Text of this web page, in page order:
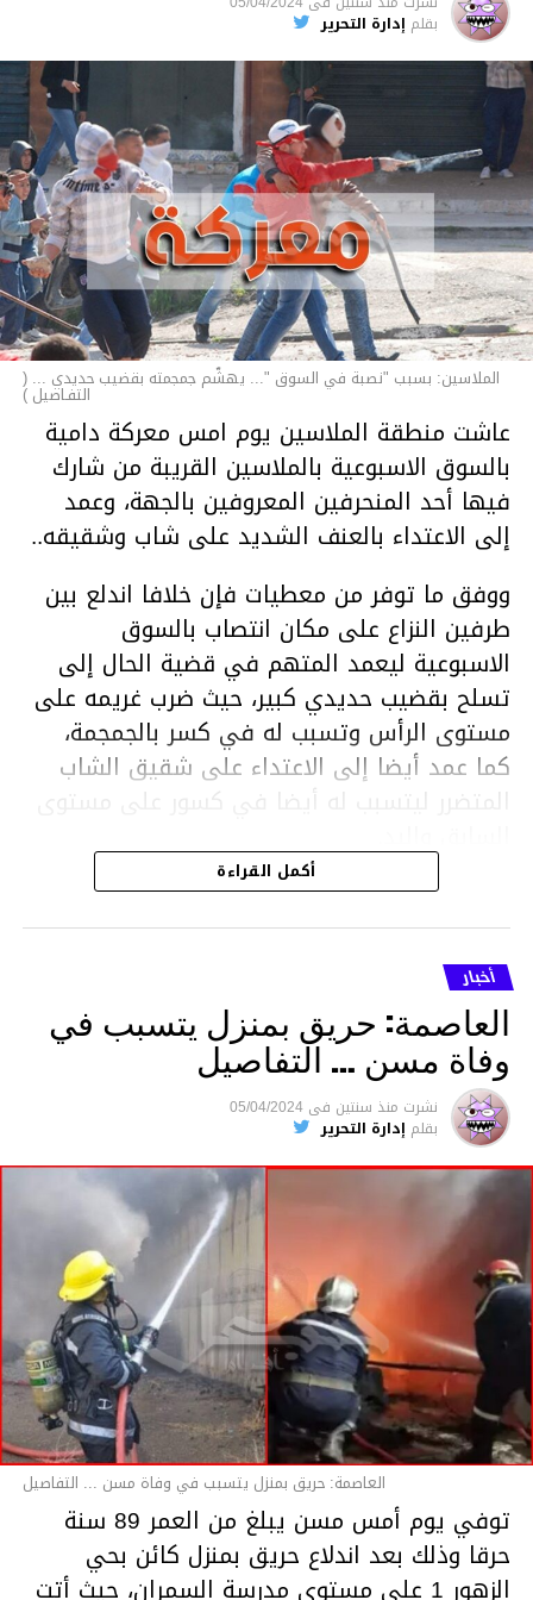
الأخبار
بقلم إدارة التحرير
الملاسين: بسبب "نصبة في السوق "... يهشّم جمجمته بقضيب حديدي ... (
التفـاصيل )
عاشت منطقة الملاسين يوم امس معركة دامية
بالسوق الاسبوعية بالملاسين القريبة من شارك
فيها أحد المنحرفين المعروفين بالجهة، وعمد
إلى الاعتداء بالعنف الشديد على شاب وشقيقه..
ووفق ما توفر من معطيات فإن خلافا اندلع بين
طرفين النزاع على مكان انتصاب بالسوق
الاسبوعية ليعمد المتهم في قضية الحال إلى
تسلح بقضيب حديدي كبير، حيث ضرب غريمه على
مستوى الرأس وتسبب له في كسر بالجمجمة،
كما عمد أيضا إلى الاعتداء على شقيق الشاب
المتضرر ليتسبب له أيضا في كسور على مستوى
هذا وقد تمكن أعوان مركز الأمن الوطني بحي
هلال في توقيت قياسي من محاصرة المشتبه به
والقبض عليه وإحالته على التحقيق في خصوص
ما نُسبه إليه.
متابعة
قسم الاخبار
أكمل القراءة
أخبار
العاصمة: حريق بمنزل يتسبب في
وفاة مسن … التفاصيل
نشرت منذ سنتين فى 05/04/2024
بقلم إدارة التحرير
العاصمة: حريق بمنزل يتسبب في وفاة مسن ... التفاصيل
توفي يوم أمس مسن يبلغ من العمر 89 سنة
حرقا وذلك بعد اندلاع حريق بمنزل كائن بحي
الزهور 1 على مستوى مدرسة السمران، حيث أتت